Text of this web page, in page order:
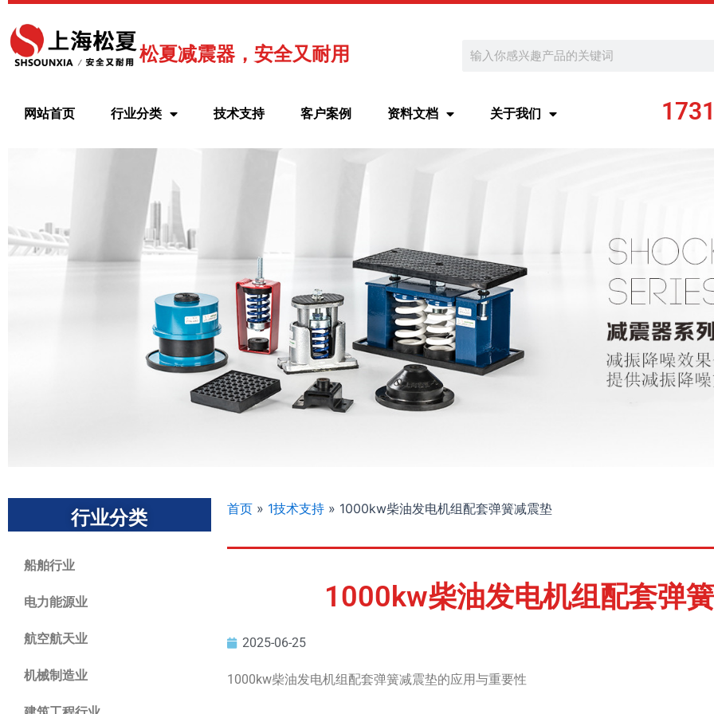
至
内
松夏减震器，安全又耐用
网站首页 行业分类 技术支持 客户案例 资料文档 关于我们
行业分类
船舶行业
电力能源业
航空航天业
机械制造业
首页 » 1技术支持 » 1000kw柴油发电机组配套弹簧减震垫
1000kw柴油发电机组配套弹
2025-06-25
1000kw柴油发电机组配套弹簧减震垫的应用与重要性